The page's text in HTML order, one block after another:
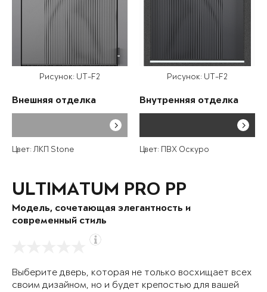
Рисунок: UT-F2
Внешняя отделка
Цвет: ЛКП Stone
Рисунок: UT-F2
Внутренняя отделка
Цвет: ПВХ Оскуро
ULTIMATUM PRO PP
Модель, сочетающая элегантность и
современный стиль
Выберите дверь, которая не только восхищает всех
своим дизайном, но и будет крепостью для вашей